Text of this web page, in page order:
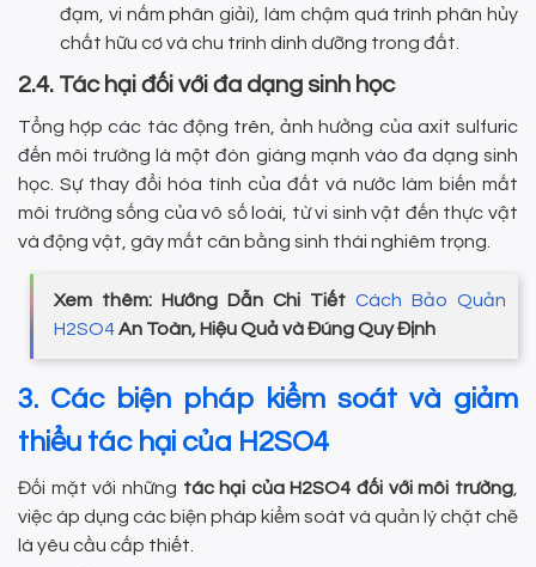
đạm, vi nấm phân giải), làm chậm quá trình phân hủy
chất hữu cơ và chu trình dinh dưỡng trong đất.
2.4. Tác hại đối với đa dạng sinh học
Tổng hợp các tác động trên, ảnh hưởng của axit sulfuric
đến môi trường là một đòn giáng mạnh vào đa dạng sinh
học. Sự thay đổi hóa tính của đất và nước làm biến mất
môi trường sống của vô số loài, từ vi sinh vật đến thực vật
và động vật, gây mất cân bằng sinh thái nghiêm trọng.
Xem thêm: Hướng Dẫn Chi Tiết Cách Bảo Quản
H2SO4An Toàn, Hiệu Quả và Đúng Quy Định
3. Các biện pháp kiểm soát và giảm
thiểu tác hại của H2SO4
Đối mặt với những tác hại của H2SO4 đối với môi trường
việc áp dụng các biện pháp kiểm soát và quản lý chặt chẽ
là yêu cầu cấp thiết.